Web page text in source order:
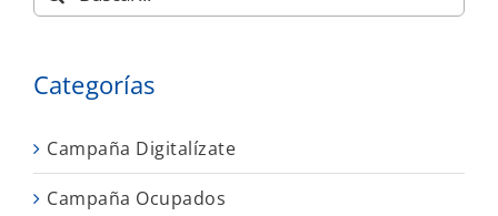
Categorías
Campaña Digitalízate
Campaña Ocupados